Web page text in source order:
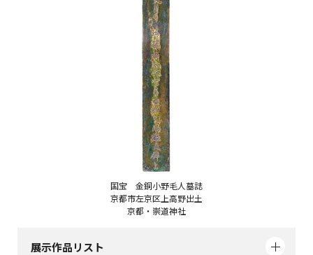
国宝 金銅小野毛人墓誌
京都市左京区上高野出土
京都・崇道神社
展示作品リスト